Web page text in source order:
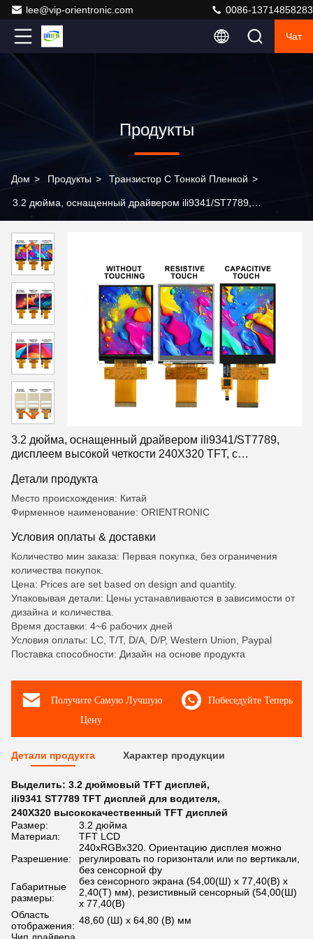
lee@vip-orientronic.com 0086-13714858283
Чат
Продукты
Дом > Продукты > Транзистор С Тонкой Пленкой >
3.2 дюйма, оснащенный драйвером ili9341/ST7789,
опциональными сенсорными или сенсорными
функциями
3.2 дюйма, оснащенный драйвером ili9341/ST7789,
дисплеем высокой четкости 240X320 TFT, с
функциями
Детали продукта
Место происхождения: Китай
Фирменное наименование: ORIENTRONIC
Условия оплаты & доставки
Количество мин заказа: Первая покупка, без ограничения
количества покупок.
Цена: Prices are set based on design and quantity.
Упаковывая детали: Цены устанавливаются в зависимости от
дизайна и количества.
Время доставки: 4~6 рабочих дней
Условия оплаты: LC, T/T, D/A, D/P, Western Union, Paypal
Поставка способности: Дизайн на основе продукта
Получите Самую Лучшую
Цену
Побеседуйте Теперь
Детали продукта Характер продукции
Выделить: 3.2 дюймовый TFT дисплей,
ili9341 ST7789 TFT дисплей для водителя,
240X320 высококачественный TFT дисплей
Размер:
3.2 дюйма
Материал:
TFT LCD
Разрешение:
240xRGBx320. Ориентацию дисплея можно
регулировать по горизонтали или по вертикали,
без сенсорной фу
Габаритные
размеры:
без сенсорного экрана (54,00(Ш) x 77,40(В) x
2,40(Т) мм), резистивный сенсорный (54,00(Ш)
x 77,40(В)
Область
отображения: 48,60 (Ш) x 64,80 (В) мм